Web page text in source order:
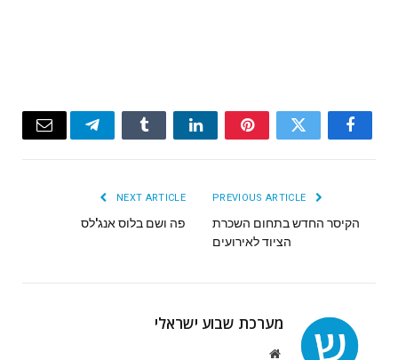
Facebook
Twitter
Pinterest
LinkedIn
Tumblr
Telegram
Email
הקיסר החדש בתחום השכרת
הציוד לאירועים
NEXT ARTICLE
פה ושם בלוס אנג'לס
מערכת שבוע ישראלי
Website